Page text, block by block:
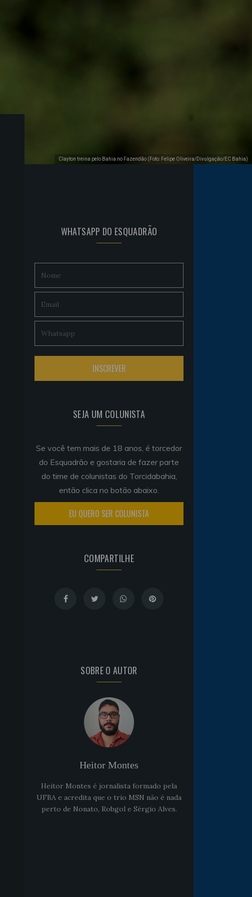
Clayton treina pelo Bahia no Fazendão (Foto: Felipe Oliveira/Divulgação/EC Bahia)
WHATSAPP DO ESQUADRÃO
SEJA UM COLUNISTA
Se você tem mais de 18 anos, é torcedor
do Esquadrão e gostaria de fazer parte
do time de colunistas do Torcidabahia,
então clica no botão abaixo.
EU QUERO SER COLUNISTA
COMPARTILHE
SOBRE O AUTOR
Heitor Montes
Heitor Montes é jornalista formado pela
UFBA e acredita que o trio MSN não é nada
perto de Nonato, Robgol e Sérgio Alves.